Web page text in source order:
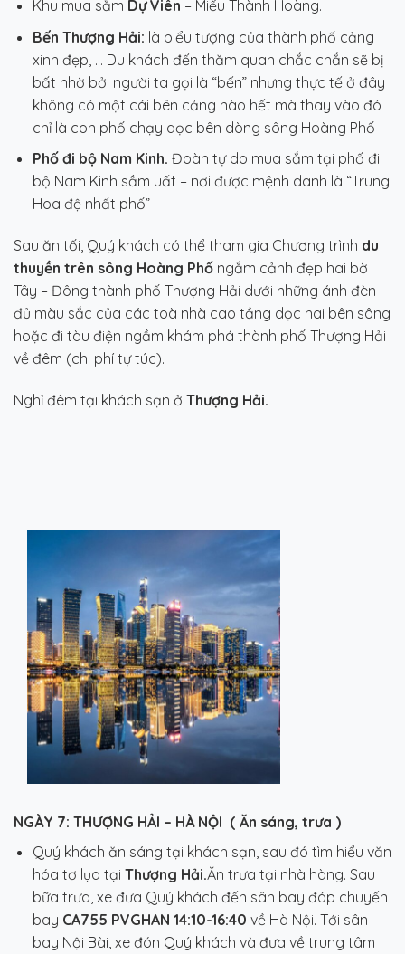
Khu mua sắm Dự Viên – Miếu Thành Hoàng.
Bến Thượng Hải: là biểu tượng của thành phố cảng
xinh đẹp, … Du khách đến thăm quan chắc chắn sẽ bị
bất nhờ bởi người ta gọi là “bến” nhưng thực tế ở đây
không có một cái bên cảng nào hết mà thay vào đó
chỉ là con phố chạy dọc bên dòng sông Hoàng Phố
Phố đi bộ Nam Kinh. Đoàn tự do mua sắm tại phố đi
bộ Nam Kinh sầm uất – nơi được mệnh danh là “Trung
Hoa đệ nhất phố”
Sau ăn tối, Quý khách có thể tham gia Chương trình du
thuyền trên sông Hoàng Phố ngắm cảnh đẹp hai bờ
Tây – Đông thành phố Thượng Hải dưới những ánh đèn
đủ màu sắc của các toà nhà cao tầng dọc hai bên sông
hoặc đi tàu điện ngầm khám phá thành phố Thượng Hải
về đêm (chi phí tự túc).
Nghỉ đêm tại khách sạn ở Thượng Hải.
NGÀY 7: THƯỢNG HẢI – HÀ NỘI ( Ăn sáng, trưa )
Quý khách ăn sáng tại khách sạn, sau đó tìm hiểu văn
hóa tơ lụa tại Thượng Hải.Ăn trưa tại nhà hàng. Sau
bữa trưa, xe đưa Quý khách đến sân bay đáp chuyến
bay CA755 PVGHAN 14:10-16:40 về Hà Nội. Tới sân
bay Nội Bài, xe đón Quý khách và đưa về trung tâm